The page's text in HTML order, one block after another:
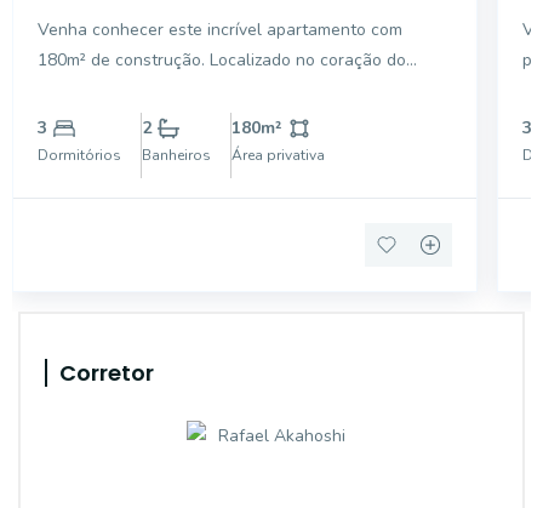
Venha conhecer este incrível apartamento com
180m² de construção. Localizado no coração do
bairro oferece. São três quartos, sendo uma suíte,
além de duas vagas de garagem. A sala é ampla,
3
Dormitórios
2
Banheiros
180m²
Área privativa
3
Corretor